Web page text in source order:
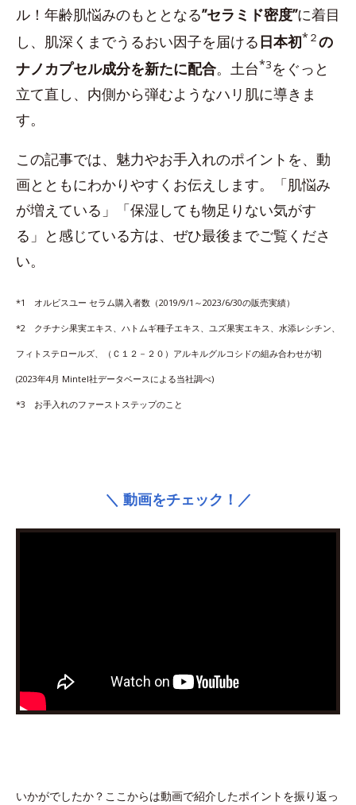
ル！年齢肌悩みのもととなる”セラミド密度”に着目
し、肌深くまでうるおい因子を届ける日本初*２の
ナノカプセル成分を新たに配合。土台*3をぐっと
立て直し、内側から弾むようなハリ肌に導きま
す。
この記事では、魅力やお手入れのポイントを、動
画とともにわかりやすくお伝えします。「肌悩み
が増えている」「保湿しても物足りない気がす
る」と感じている方は、ぜひ最後までご覧くださ
い。
*1 オルビスユー セラム購入者数（2019/9/1～2023/6/30の販売実績）
*2 クチナシ果実エキス、ハトムギ種子エキス、ユズ果実エキス、水添レシチン、
フィトステロールズ、（Ｃ１２－２０）アルキルグルコシドの組み合わせが初
(2023年4月 Mintel社データベースによる当社調べ)
*3 お手入れのファーストステップのこと
＼ 動画をチェック！／
いかがでしたか？ここからは動画で紹介したポイントを振り返っ